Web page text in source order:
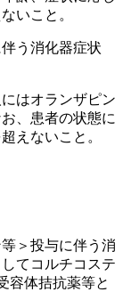
いこと。
う消化器症状
はオランザピン
、患者の状態に
えないこと。
＞投与に伴う消
てコルチコステ
容体拮抗薬等と